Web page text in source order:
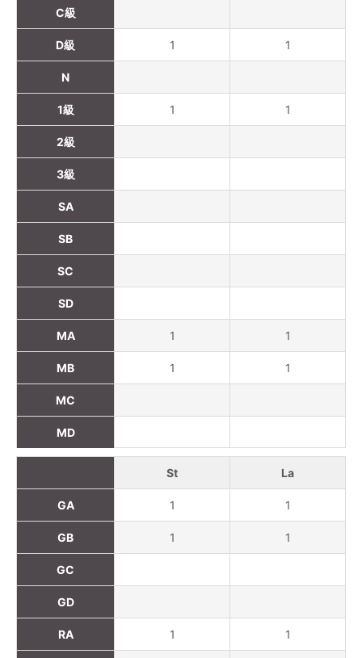
C級
D級
N
1級
2級
3級
SA
SB
SC
SD
MA
MB
MC
MD
1
1
1
1
1
1
1
1
GA
GB
GC
GD
RA
St
1
1
1
La
1
1
1